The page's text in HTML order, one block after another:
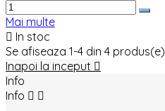
Mai multe
 In stoc
Se afiseaza 1-4 din 4 produs(e)
Inapoi la inceput 
Info
Info  